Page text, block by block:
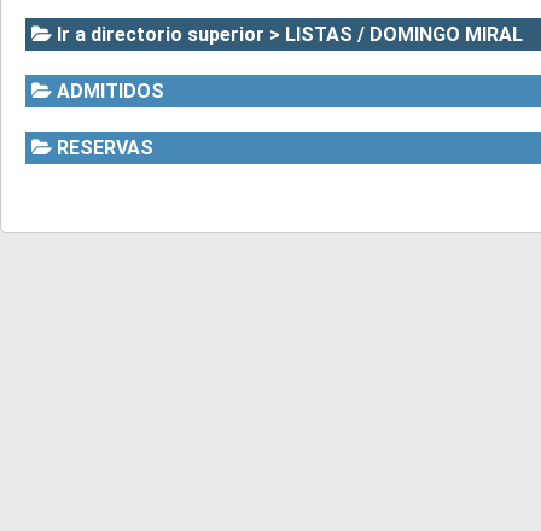
Ir a directorio superior > LISTAS / DOMINGO MIRAL
ADMITIDOS
RESERVAS